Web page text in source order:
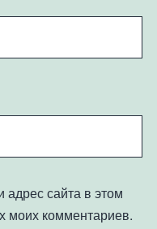
сайта в этом
моих комментариев.